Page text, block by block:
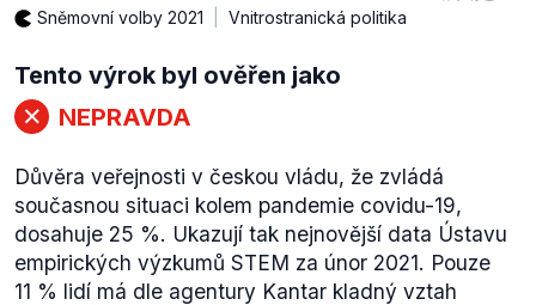
Sněmovní volby 2021
Vnitrostranická politika
Tento výrok byl ověřen jako
NEPRAVDA
Důvěra veřejnosti v českou vládu, že zvládá
současnou situaci kolem pandemie covidu-19,
dosahuje 25 %. Ukazují tak nejnovější data Ústavu
empirických výzkumů STEM za únor 2021. Pouze
11 % lidí má dle agentury Kantar kladný vztah